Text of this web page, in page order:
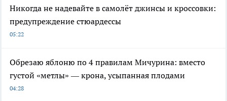
Никогда не надевайте в самолёт джинсы и кроссовки:
предупреждение стюардессы
05:22
Обрезаю яблоню по 4 правилам Мичурина: вместо
густой «метлы» — крона, усыпанная плодами
04:28